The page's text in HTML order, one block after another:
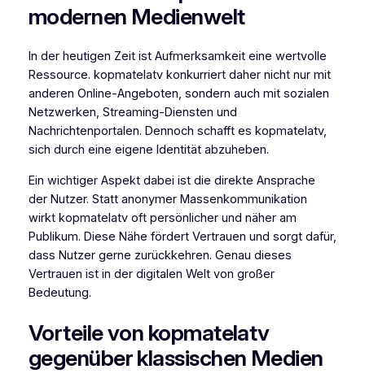
modernen Medienwelt
In der heutigen Zeit ist Aufmerksamkeit eine wertvolle
Ressource. kopmatelatv konkurriert daher nicht nur mit
anderen Online-Angeboten, sondern auch mit sozialen
Netzwerken, Streaming-Diensten und
Nachrichtenportalen. Dennoch schafft es kopmatelatv,
sich durch eine eigene Identität abzuheben.
Ein wichtiger Aspekt dabei ist die direkte Ansprache
der Nutzer. Statt anonymer Massenkommunikation
wirkt kopmatelatv oft persönlicher und näher am
Publikum. Diese Nähe fördert Vertrauen und sorgt dafür,
dass Nutzer gerne zurückkehren. Genau dieses
Vertrauen ist in der digitalen Welt von großer
Bedeutung.
Vorteile von kopmatelatv
gegenüber klassischen Medien